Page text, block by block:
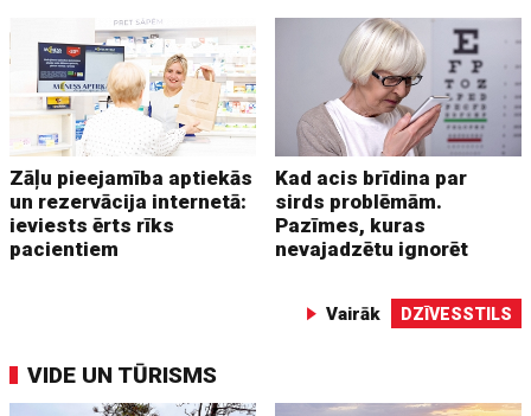
Zāļu pieejamība aptiekās
un rezervācija internetā:
ieviests ērts rīks
pacientiem
Kad acis brīdina par
sirds problēmām.
Pazīmes, kuras
nevajadzētu ignorēt
Vairāk DZĪVESSTILS
VIDE UN TŪRISMS